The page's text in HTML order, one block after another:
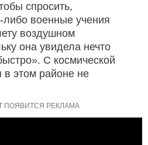
спросить,
либо военные учения
воздушном
она увидела нечто
С космической
в этом районе не